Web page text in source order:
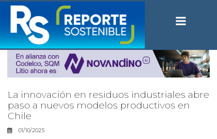
La innovación en residuos industriales abre
paso a nuevos modelos productivos en
Chile
01/10/2025